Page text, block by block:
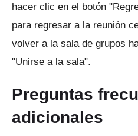
hacer clic en el botón
para regresar a la reunión
volver a la sala de grupos
"Unirse a la sala".
Preguntas
adicionales